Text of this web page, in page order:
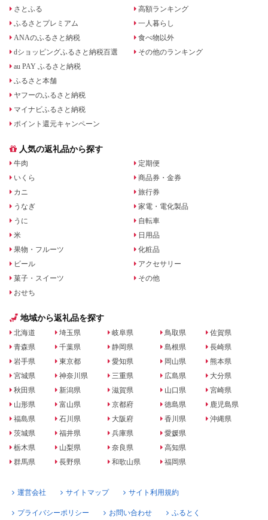
さとふる
ふるさとプレミアム
ANAのふるさと納税
dショッピングふるさと納税百選
au PAY ふるさと納税
ふるさと本舗
ヤフーのふるさと納税
マイナビふるさと納税
ポイント還元キャンペーン
高額ランキング
一人暮らし
食べ物以外
その他のランキング
人気の返礼品から探す
牛肉
いくら
カニ
うなぎ
うに
米
果物・フルーツ
ビール
菓子・スイーツ
おせち
定期便
商品券・金券
旅行券
家電・電化製品
自転車
日用品
化粧品
アクセサリー
その他
地域から返礼品を探す
北海道
青森県
岩手県
宮城県
秋田県
山形県
福島県
茨城県
栃木県
群馬県
埼玉県
千葉県
東京都
神奈川県
新潟県
富山県
石川県
福井県
山梨県
長野県
岐阜県
静岡県
愛知県
三重県
滋賀県
京都府
大阪府
兵庫県
奈良県
和歌山県
鳥取県
島根県
岡山県
広島県
山口県
徳島県
香川県
愛媛県
高知県
福岡県
佐賀県
長崎県
熊本県
大分県
宮崎県
鹿児島県
沖縄県
運営会社 サイトマップ サイト利用規約
プライバシーポリシー お問い合わせ ふるとく